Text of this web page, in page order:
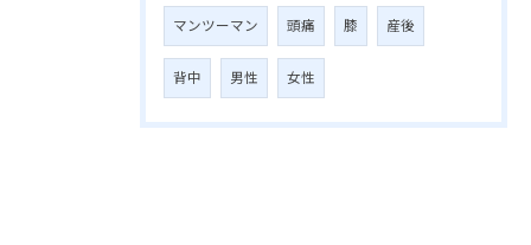
マンツーマン 頭痛 膝 産後
背中 男性 女性